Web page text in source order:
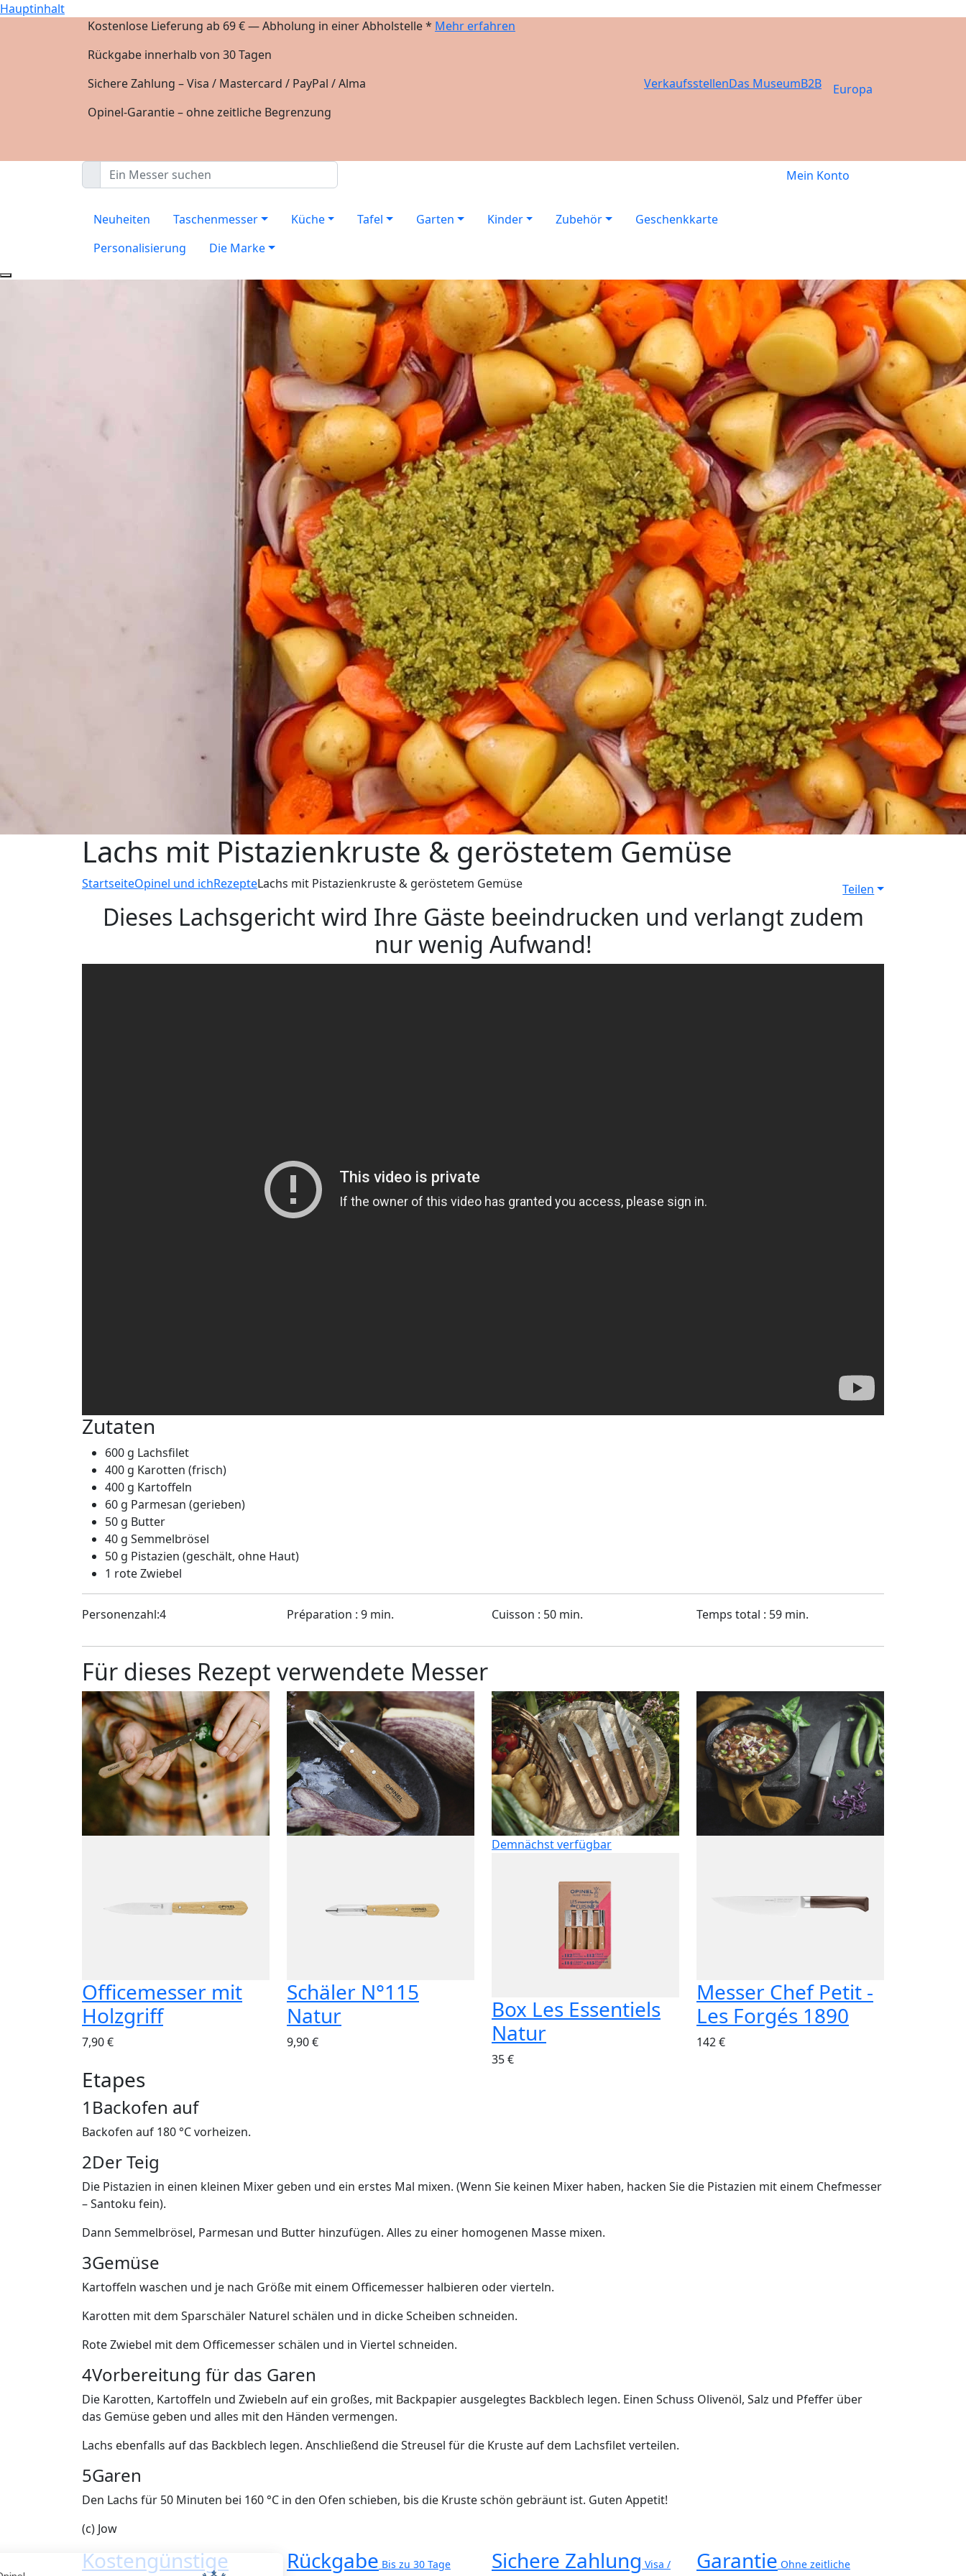
Hauptinhalt
Kostenlose Lieferung ab 69 € — Abholung in einer Abholstelle * Mehr erfahren
Rückgabe innerhalb von 30 Tagen
Sichere Zahlung – Visa / Mastercard / PayPal / Alma
Opinel-Garantie – ohne zeitliche Begrenzung
VerkaufsstellenDas MuseumB2B Europa
Mein Konto
Neuheiten Taschenmesser Küche Tafel Garten Kinder Zubehör
Geschenkkarte
Personalisierung
Die Marke
Lachs mit Pistazienkruste & geröstetem Gemüse
StartseiteOpinel und ichRezepteLachs mit Pistazienkruste & geröstetem Gemüse Teilen
Dieses Lachsgericht wird Ihre Gäste beeindrucken und verlangt zudem
nur wenig Aufwand!
Zutaten
600 g Lachsfilet
400 g Karotten (frisch)
400 g Kartoffeln
60 g Parmesan (gerieben)
50 g Butter
40 g Semmelbrösel
50 g Pistazien (geschält, ohne Haut)
1 rote Zwiebel
Personenzahl:4 Préparation : 9 min. Cuisson : 50 min. Temps total : 59 min.
Für dieses Rezept verwendete Messer
Officemesser mit
Holzgriff
7,90 €
Schäler N°115
Natur
9,90 €
Demnächst verfügbar
Box Les Essentiels
Natur
35 €
Messer Chef Petit -
Les Forgés 1890
142 €
Etapes
1 Backofen auf
Backofen auf 180 °C vorheizen.
2Der Teig
Die Pistazien in einen kleinen Mixer geben und ein erstes Mal mixen. (Wenn Sie keinen Mixer haben, hacken Sie die Pistazien mit einem Chefmesser
– Santoku fein).
Dann Semmelbrösel, Parmesan und Butter hinzufügen. Alles zu einer homogenen Masse mixen.
3Gemüse
Kartoffeln waschen und je nach Größe mit einem Officemesser halbieren oder vierteln.
Karotten mit dem Sparschäler Naturel schälen und in dicke Scheiben schneiden.
Rote Zwiebel mit dem Officemesser schälen und in Viertel schneiden.
4Vorbereitung für das Garen
Die Karotten, Kartoffeln und Zwiebeln auf ein großes, mit Backpapier ausgelegtes Backblech legen. Einen Schuss Olivenöl, Salz und Pfeffer über
das Gemüse geben und alles mit den Händen vermengen.
Lachs ebenfalls auf das Backblech legen. Anschließend die Streusel für die Kruste auf dem Lachsfilet verteilen.
5Garen
Den Lachs für 50 Minuten bei 160 °C in den Ofen schieben, bis die Kruste schön gebräunt ist. Guten Appetit!
(c) Jow
Kostengünstige
Rückgabe Bis zu 30 Tage
Sichere Zahlung Visa /
Garantie Ohne zeitliche